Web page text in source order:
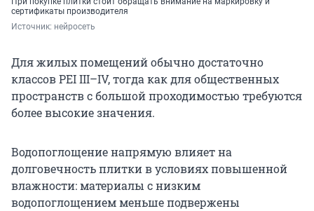
сертификаты производителя
Источник: нейросеть
Для жилых помещений обычно достаточно
классов PEI III–IV, тогда как для общественных
пространств с большой проходимостью требуются
более высокие значения.
Водопоглощение напрямую влияет на
долговечность плитки в условиях повышенной
влажности: материалы с низким
водопоглощением меньше подвержены